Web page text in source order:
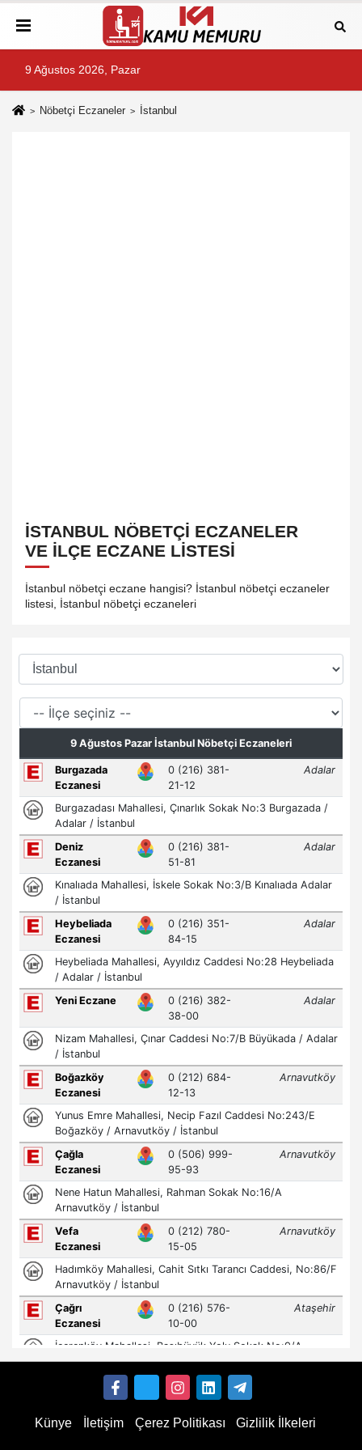
9 Ağustos 2026, Pazar
Nöbetçi Eczaneler İstanbul
İSTANBUL NÖBETÇI ECZANELER
VE İLÇE ECZANE LISTESI
İstanbul nöbetçi eczane hangisi? İstanbul nöbetçi eczaneler
listesi, İstanbul nöbetçi eczaneleri
Künye İletişim Çerez Politikası Gizlilik İlkeleri